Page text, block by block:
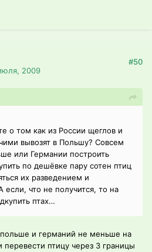
2009
#50
о том как из России щеглов и
вывозят в Польшу? Совсем
или Германии построить
по дешёвке пару сотен птиц
их разведением и
что не получится, то на
птах…
и германий не меньше на
птицу через 3 границы